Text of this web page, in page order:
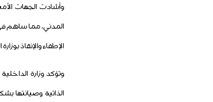
وأشادت الجهات
المدني، مما ساهم
الإطفاء والإنقاذ
وتؤكد وزارة
الذاتية وصيانتها